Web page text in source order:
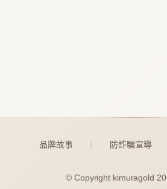
品牌故事 防詐騙宣導
© Copyright kimuragold